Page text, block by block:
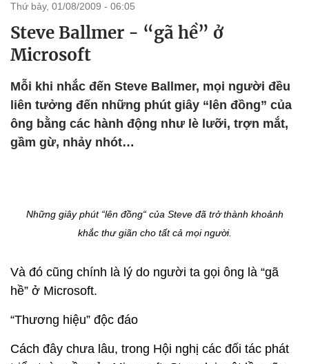
thứ bảy, 01/08/2009 - 06:05
Steve Ballmer - “gã hề” ở
Microsoft
Mỗi khi nhắc đến Steve Ballmer, mọi người đều
liên tưởng đến những phút giây “lên đồng” của
ông bằng các hành động như lè lưỡi, trợn mắt,
gầm gừ, nhảy nhót…
Những giây phút “lên đồng“ của Steve đã trở thành khoảnh
khắc thư giãn cho tất cả mọi người.
Và đó cũng chính là lý do người ta gọi ông là “gã
hề” ở Microsoft.
“Thương hiệu” độc đáo
Cách đây chưa lâu, trong Hội nghị các đối tác phát